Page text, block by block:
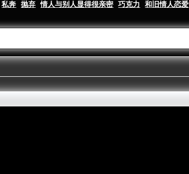
私奔 抛弃 情人与别人显得很亲密 巧克力 和旧情人恋爱